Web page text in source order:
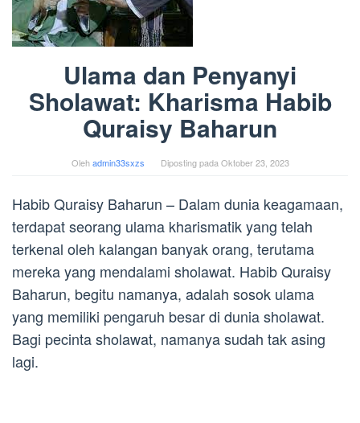
Ulama dan Penyanyi
Sholawat: Kharisma Habib
Quraisy Baharun
Olehadmin33sxzs Diposting pada Oktober 23, 2023
Habib Quraisy Baharun – Dalam dunia keagamaan,
terdapat seorang ulama kharismatik yang telah
terkenal oleh kalangan banyak orang, terutama
mereka yang mendalami sholawat. Habib Quraisy
Baharun, begitu namanya, adalah sosok ulama
yang memiliki pengaruh besar di dunia sholawat.
Bagi pecinta sholawat, namanya sudah tak asing
lagi.